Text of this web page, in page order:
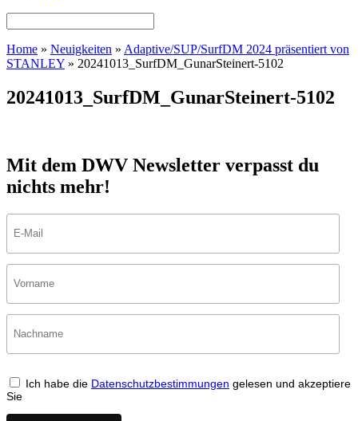
Home » Neuigkeiten » Adaptive/SUP/SurfDM 2024 präsentiert von
STANLEY » 20241013_SurfDM_GunarSteinert-5102
20241013_SurfDM_GunarSteinert-5102
Mit dem DWV Newsletter verpasst du
nichts mehr!
Ich habe die Datenschutzbestimmungen gelesen und akzeptiere
Sie